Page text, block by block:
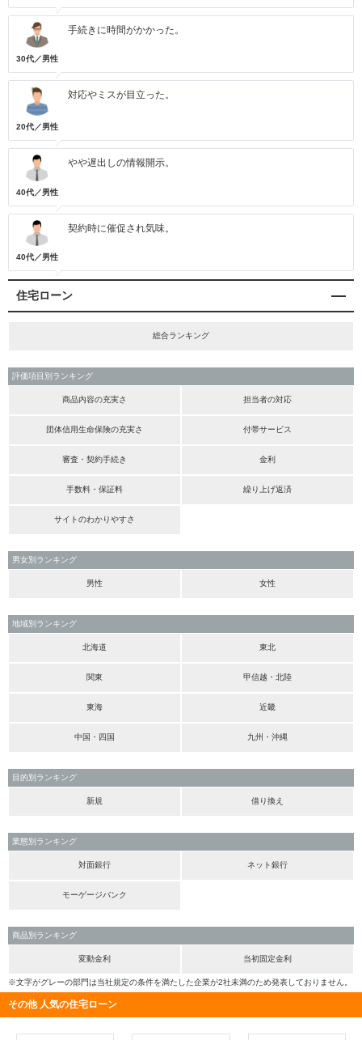
30代／男性
手続きに時間がかかった。
20代／男性
対応やミスが目立った。
40代／男性
やや遅出しの情報開示。
40代／男性
契約時に催促され気味。
住宅ローン
総合ランキング
評価項目別ランキング
商品内容の充実さ 担当者の対応
団体信用生命保険の充実さ 付帯サービス
審査・契約手続き 金利
手数料・保証料 繰り上げ返済
サイトのわかりやすさ
男女別ランキング
男性 女性
地域別ランキング
北海道 東北
関東 甲信越・北陸
東海 近畿
中国・四国 九州・沖縄
目的別ランキング
新規 借り換え
業態別ランキング
対面銀行 ネット銀行
モーゲージバンク
商品別ランキング
変動金利 当初固定金利
※文字がグレーの部門は当社規定の条件を満たした企業が2社未満のため発表しておりません。
その他 人気の住宅ローン